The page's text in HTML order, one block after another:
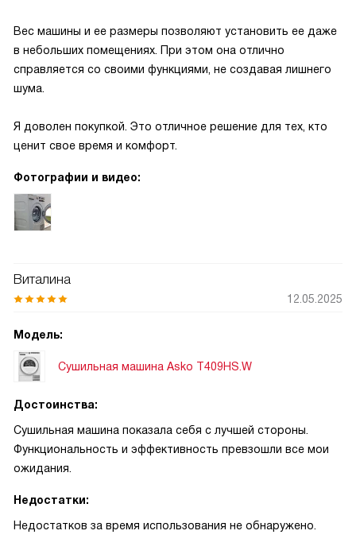
Вес машины и ее размеры позволяют установить ее даже
в небольших помещениях. При этом она отлично
справляется со своими функциями, не создавая лишнего
шума.
Я доволен покупкой. Это отличное решение для тех, кто
ценит свое время и комфорт.
Фотографии и видео:
Виталина
12.05.2025
Модель:
Сушильная машина Asko T409HS.W
Достоинства:
Сушильная машина показала себя с лучшей стороны.
Функциональность и эффективность превзошли все мои
ожидания.
Недостатки:
Недостатков за время использования не обнаружено.